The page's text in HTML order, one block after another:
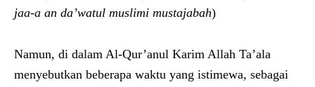
jaa-a an da’watul muslimi mustajabah)
Namun, di dalam Al-Qur’anul Karim Allah Ta’ala
menyebutkan beberapa waktu yang istimewa, sebagai